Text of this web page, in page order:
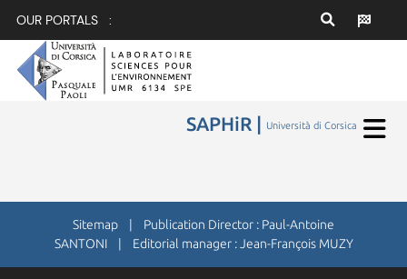
OUR PORTALS :
SAPHiR | Università di Corsica
Sitemap | Publication Director : Paul-Antoine
SANTONI | Editorial manager : Jean-François MUZY